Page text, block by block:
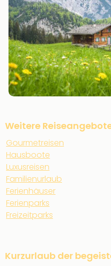
Weitere
Gourmetreisen
Hausboote
Luxusreisen
Familienurlaub
Ferienhäuser
Ferienparks
Freizeitparks
Kurzurlaub der